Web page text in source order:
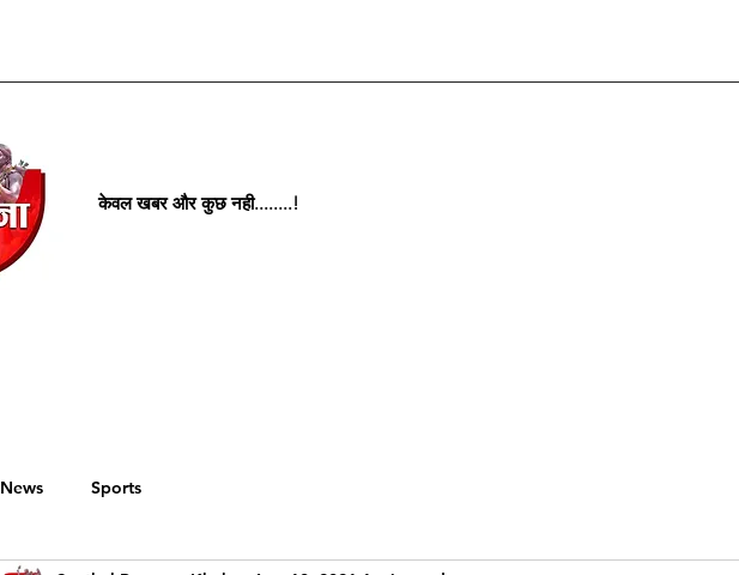
केवल खबर और कुछ नही........!
News Sports